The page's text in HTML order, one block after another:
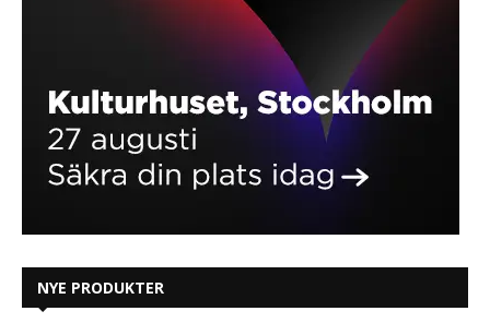
NYE PRODUKTER